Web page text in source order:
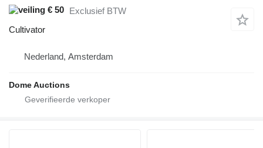
€ 50 Exclusief BTW
Cultivator
Nederland, Amsterdam
Dome Auctions